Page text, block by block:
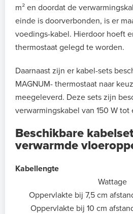
m² en doordat de
einde is doorverbonden, is er
voedings-kabel. Hierdoor hoeft
thermostaat gelegd te worden.
Daarnaast zijn er kabel-sets
MAGNUM- thermostaat naar
meegeleverd. Deze sets zijn
verwarmingskabel van 150 W tot
Beschikbare
verwarmde
Kabellengte
Wattage
Oppervlakte bij 7,5 cm
Oppervlakte bij 10 cm